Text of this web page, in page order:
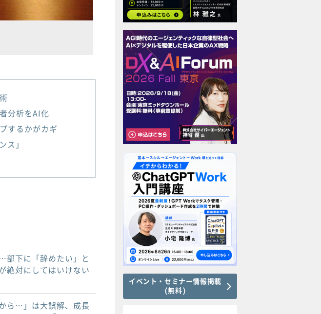
分析をAI化
するかがカギ
ス」
部下に「辞めたい」と
絶対にしてはいけない
ら…」は大誤解、成長
イベント・セミナー情報掲載
(無料)